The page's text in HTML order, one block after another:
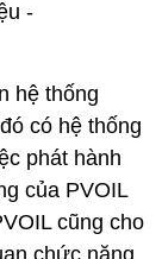
-
hệ thống
có hệ thống
phát hành
của PVOIL
cũng cho
chức năng